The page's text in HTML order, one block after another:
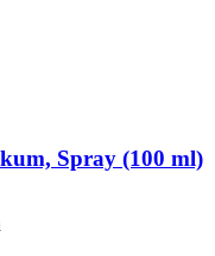
Spray (100 ml)